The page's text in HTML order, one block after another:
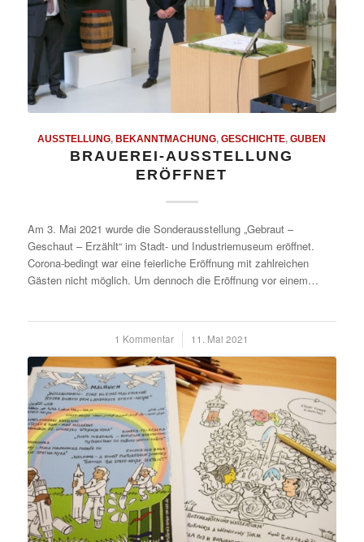
AUSSTELLUNG, BEKANNTMACHUNG,GESCHICHTE,GUBEN
BRAUEREI-AUSSTELLUNG
ERÖFFNET
Am 3. Mai 2021 wurde die Sonderausstellung „Gebraut –
Geschaut – Erzählt“ im Stadt- und Industriemuseum eröffnet.
Corona-bedingt war eine feierliche Eröffnung mit zahlreichen
Gästen nicht möglich. Um dennoch die Eröffnung vor einem…
1 Kommentar
/ 11. Mai 2021